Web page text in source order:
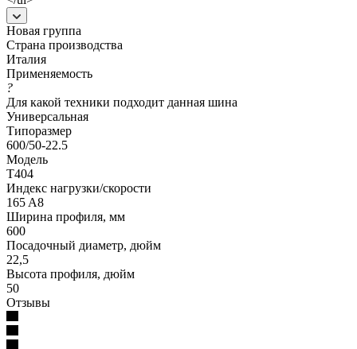
Новая группа
Страна производства
Италия
Применяемость
?
Для какой техники подходит данная шина
Универсальная
Типоразмер
600/50-22.5
Модель
T404
Индекс нагрузки/скорости
165 A8
Ширина профиля, мм
600
Посадочный диаметр, дюйм
22,5
Высота профиля, дюйм
50
Отзывы